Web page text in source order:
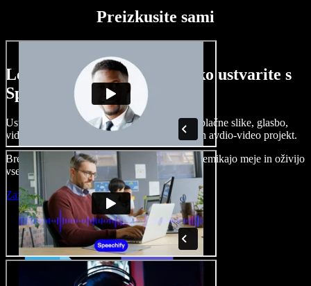
Preizkusite sami
Le nekaj primerov, kaj lahko ustvarite s
Speechify Studio.
Ustvarjajte govorne posnetke, dodajajte brezplačne slike, glasbo,
videe, klonirajte svoj glas in pripravite celoten avdio-video projekt.
Brez učenja in kar iz brskalnika ustvarjalci premikajo meje in oživijo
vse ideje.
Zaženi Studio